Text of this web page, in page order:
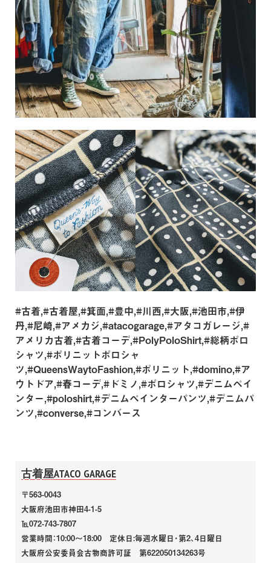
#古着,#古着屋,#箕面,#豊中,#川西,#大阪,#池田市,#伊
丹,#尼崎,#アメカジ,#atacogarage,#アタコガレージ,#
アメリカ古着,#古着コーデ,#PolyPoloShirt,#総柄ポロ
シャツ,#ポリニットポロシャ
ツ,#QueensWaytoFashion,#ポリニット,#domino,#ア
ウトドア,#春コーデ,#ドミノ,#ポロシャツ,#デニムペイ
ンター,#poloshirt,#デニムペインターパンツ,#デニムパ
ンツ,#converse,#コンバース
古着屋ATACO GARAGE
〒563-0043
大阪府池田市神田4-1-5
℡072-743-7807
営業時間：10:00～18:00 定休日:毎週水曜日・第2、4日曜日
大阪府公安委員会古物商許可証 第622050134263号